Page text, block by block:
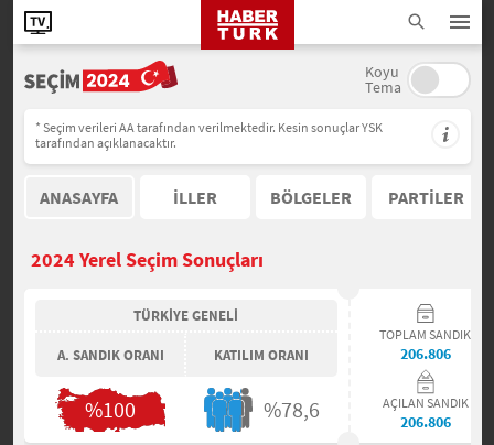
Koyu
Tema
* Seçim verileri AA tarafından verilmektedir. Kesin sonuçlar YSK
tarafından açıklanacaktır.
ANASAYFA İLLER BÖLGELER PARTİLER
2024 Yerel Seçim Sonuçları
TÜRKİYE GENELİ
A. SANDIK ORANI KATILIM ORANI
%100 %78,6
TOPLAM SANDIK
206.806
AÇILAN SANDIK
206.806